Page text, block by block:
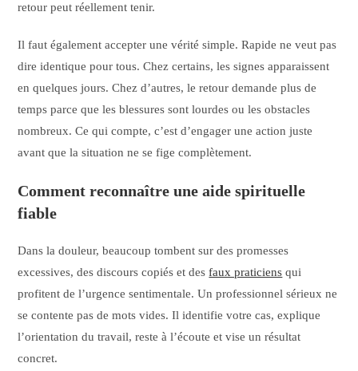
retour peut réellement tenir.
Il faut également accepter une vérité simple. Rapide ne veut pas
dire identique pour tous. Chez certains, les signes apparaissent
en quelques jours. Chez d’autres, le retour demande plus de
temps parce que les blessures sont lourdes ou les obstacles
nombreux. Ce qui compte, c’est d’engager une action juste
avant que la situation ne se fige complètement.
Comment reconnaître une aide spirituelle
fiable
Dans la douleur, beaucoup tombent sur des promesses
excessives, des discours copiés et desfaux praticiens qui
profitent de l’urgence sentimentale. Un professionnel sérieux ne
se contente pas de mots vides. Il identifie votre cas, explique
l’orientation du travail, reste à l’écoute et vise un résultat
concret.